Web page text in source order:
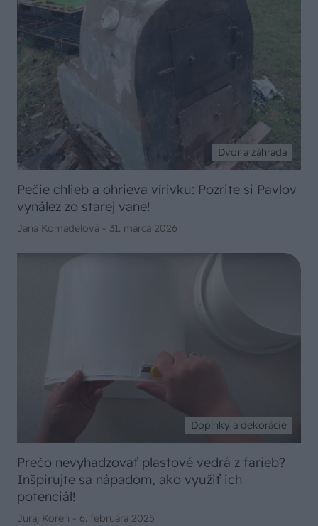
Dvor a záhrada
Pečie chlieb a ohrieva vírivku: Pozrite si Pavlov
vynález zo starej vane!
Jana Komadelová - 31. marca 2026
Doplnky a dekorácie
Prečo nevyhadzovať plastové vedrá z farieb?
Inšpirujte sa nápadom, ako využiť ich
potenciál!
Juraj Koreň - 6. februára 2025